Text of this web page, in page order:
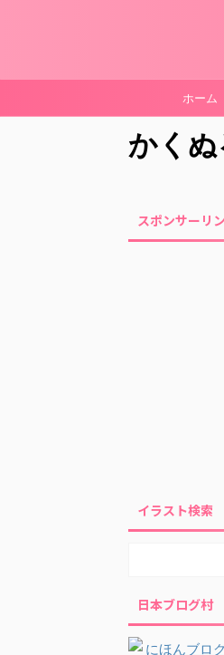
ホーム
かく
スポンサーリ
イラスト検索
日本ブログ村